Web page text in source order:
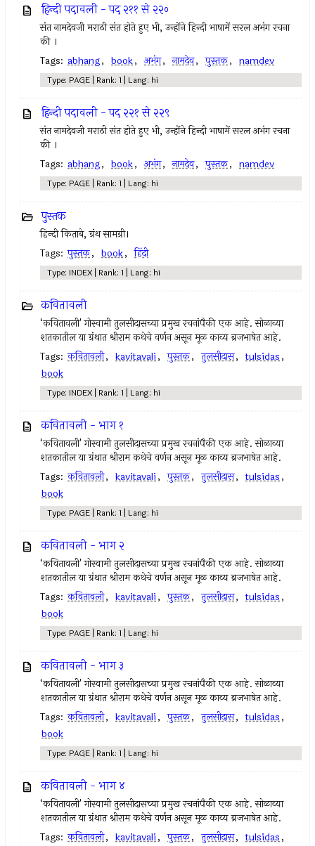
हिन्दी पदावली - पद २११ से २२०
संत नामदेवजी मराठी संत होते हुए भी, उन्होंने हिन्दी भाषामें सरल अभंग रचना
की ।
Tags: abhang, book, अभंग, नामदेव, पुस्तक, namdev
Type: PAGE | Rank: 1 | Lang: hi
हिन्दी पदावली - पद २२१ से २२९
संत नामदेवजी मराठी संत होते हुए भी, उन्होंने हिन्दी भाषामें सरल अभंग रचना
की ।
Tags: abhang, book, अभंग, नामदेव, पुस्तक, namdev
Type: PAGE | Rank: 1 | Lang: hi
पुस्तक
हिन्दी किताबे, ग्रंथ सामग्री।
Tags: पुस्तक, book, हिंदी
Type: INDEX | Rank: 1 | Lang: hi
कवितावली
‘कवितावली' गोस्वामी तुलसीदासच्या प्रमुख रचनांपैकी एक आहे. सोळाव्या
शतकातील या ग्रंथात श्रीराम कथेचे वर्णन असून मूळ काव्य ब्रजभाषेत आहे.
Tags: कवितावली, kavitavali, पुस्तक, तुलसीदास, tulsidas,
book
Type: INDEX | Rank: 1 | Lang: hi
कवितावली - भाग १
‘कवितावली' गोस्वामी तुलसीदासच्या प्रमुख रचनांपैकी एक आहे. सोळाव्या
शतकातील या ग्रंथात श्रीराम कथेचे वर्णन असून मूळ काव्य ब्रजभाषेत आहे.
Tags: कवितावली, kavitavali, पुस्तक, तुलसीदास, tulsidas,
book
Type: PAGE | Rank: 1 | Lang: hi
कवितावली - भाग २
‘कवितावली' गोस्वामी तुलसीदासच्या प्रमुख रचनांपैकी एक आहे. सोळाव्या
शतकातील या ग्रंथात श्रीराम कथेचे वर्णन असून मूळ काव्य ब्रजभाषेत आहे.
Tags: कवितावली, kavitavali, पुस्तक, तुलसीदास, tulsidas,
book
Type: PAGE | Rank: 1 | Lang: hi
कवितावली - भाग ३
‘कवितावली' गोस्वामी तुलसीदासच्या प्रमुख रचनांपैकी एक आहे. सोळाव्या
शतकातील या ग्रंथात श्रीराम कथेचे वर्णन असून मूळ काव्य ब्रजभाषेत आहे.
Tags: कवितावली, kavitavali, पुस्तक, तुलसीदास, tulsidas,
book
Type: PAGE | Rank: 1 | Lang: hi
कवितावली - भाग ४
‘कवितावली' गोस्वामी तुलसीदासच्या प्रमुख रचनांपैकी एक आहे. सोळाव्या
शतकातील या ग्रंथात श्रीराम कथेचे वर्णन असून मूळ काव्य ब्रजभाषेत आहे.
Tags: कवितावली, kavitavali, पुस्तक, तुलसीदास, tulsidas,